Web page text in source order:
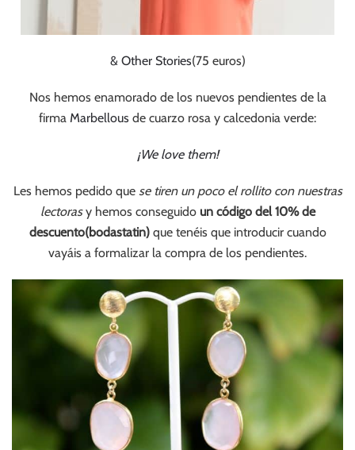
& Other Stories(75 euros)
Nos hemos enamorado de los nuevos pendientes de la
firma Marbellous de cuarzo rosa y calcedonia verde:
¡We love them!
Les hemos pedido que se tiren un poco el rollito con nuestras
lectorasy hemos conseguido un código del 10% de
descuento(bodastatin)que tenéis que introducir cuando
vayáis a formalizar la compra de los pendientes.